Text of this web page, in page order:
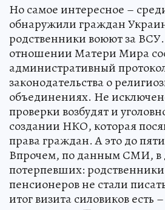
Но самое интересное –
обнаружили граждан
родственники воюют за
отношении Матери Мира
административный
законодательства о
объединениях. Не
проверки возбудят и
создании НКО, которая
права граждан. А это до
Впрочем, по данным СМИ, в
потерпевших:
пенсионеров не стали
итог визита силовиков есть